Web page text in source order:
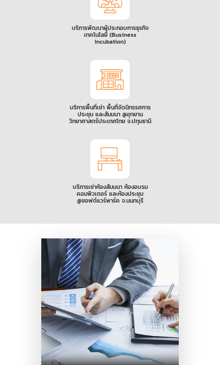
บริการพัฒนาผู้ประกอบการธุรกิจ
เทคโนโลยี (Business
Incubation)
บริการพื้นที่เช่า พื้นที่จัดนิทรรศการ
ประชุม และสัมมนา @อุทยาน
วิทยาศาสตร์ประเทศไทย จ.ปทุมธานี
บริการเช่าห้องสัมมนา ห้องอบรม
คอมพิวเตอร์ และห้องประชุม
@ซอฟต์แวร์พาร์ค จ.นนทบุรี